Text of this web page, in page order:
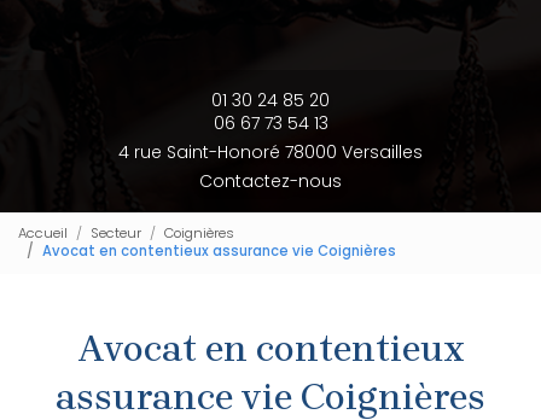
01 30 24 85 20
06 67 73 54 13
4 rue Saint-Honoré 78000 Versailles
Contactez-nous
Accueil Secteur
Coignières
Avocat en contentieux assurance vie Coignières
Avocat en contentieux
assurance vie Coignières